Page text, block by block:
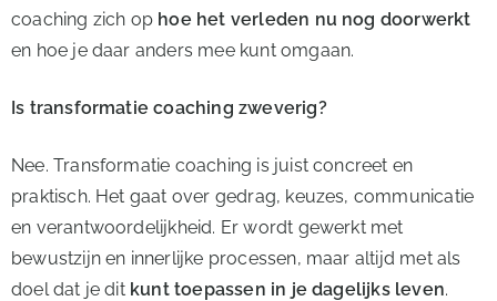
coaching zich op hoe het verleden nu nog doorwerkt
en hoe je daar anders mee kunt omgaan.
Is transformatie coaching zweverig?
Nee. Transformatie coaching is juist concreet en
praktisch. Het gaat over gedrag, keuzes, communicatie
en verantwoordelijkheid. Er wordt gewerkt met
bewustzijn en innerlijke processen, maar altijd met als
doel dat je dit kunt toepassen in je dagelijks leven.